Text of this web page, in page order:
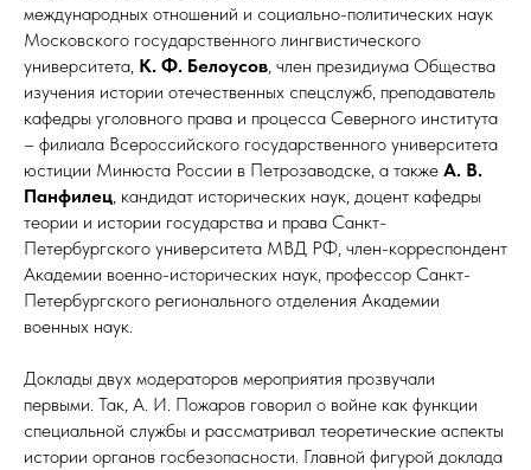
международных отношений и социально-политических наук
Московского государственного лингвистического
университета, К. Ф. Белоусов, член президиума Общества
изучения истории отечественных спецслужб, преподаватель
кафедры уголовного права и процесса Северного института
– филиала Всероссийского государственного университета
юстиции Минюста России в Петрозаводске, а также А. В.
Панфилец, кандидат исторических наук, доцент кафедры
теории и истории государства и права Санкт-
Петербургского университета МВД РФ, член-корреспондент
Академии военно-исторических наук, профессор Санкт-
Петербургского регионального отделения Академии
военных наук.
Доклады двух модераторов мероприятия прозвучали
первыми. Так, А. И. Пожаров говорил о войне как функции
специальной службы и рассматривал теоретические аспекты
истории органов госбезопасности. Главной фигурой доклада